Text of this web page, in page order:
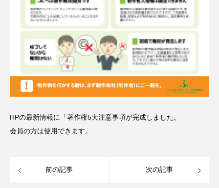
HPの最新情報に「著作権5大注意事項が完成しました。
会員の方は使用できます。
前の記事 次の記事